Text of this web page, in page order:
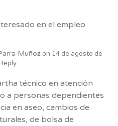
en el empleo.
Muñoz on 14 de agosto de
técnico en atención
a personas dependientes
en aseo, cambios de
de bolsa de